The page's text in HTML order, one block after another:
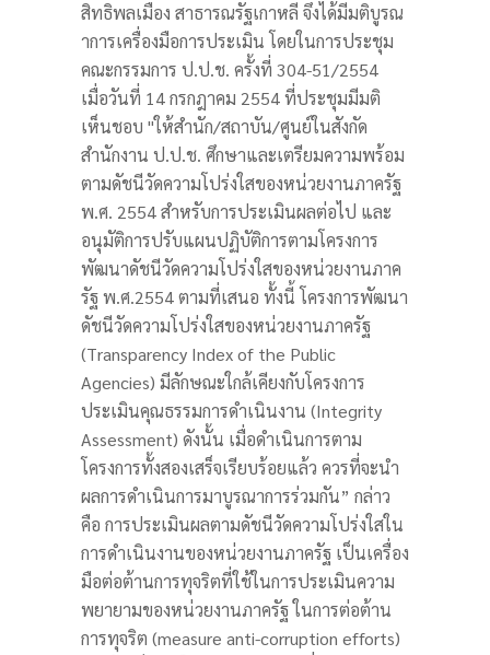
สิทธิพลเมือง สาธารณรัฐเกาหลี จึงได้มีมติบูรณ
าการเครื่องมือการประเมิน โดยในการประชุม
คณะกรรมการ ป.ป.ช. ครั้งที่ 304-51/2554
เมื่อวันที่ 14 กรกฎาคม 2554 ที่ประชุมมีมติ
เห็นชอบ "ให้สำนัก/สถาบัน/ศูนย์ในสังกัด
สำนักงาน ป.ป.ช. ศึกษาและเตรียมความพร้อม
ตามดัชนีวัดความโปร่งใสของหน่วยงานภาครัฐ
พ.ศ. 2554 สำหรับการประเมินผลต่อไป และ
อนุมัติการปรับแผนปฏิบัติการตามโครงการ
พัฒนาดัชนีวัดความโปร่งใสของหน่วยงานภาค
รัฐ พ.ศ.2554 ตามที่เสนอ ทั้งนี้ โครงการพัฒนา
ดัชนีวัดความโปร่งใสของหน่วยงานภาครัฐ
(Transparency Index of the Public
Agencies) มีลักษณะใกล้เคียงกับโครงการ
ประเมินคุณธรรมการดำเนินงาน (Integrity
Assessment) ดังนั้น เมื่อดำเนินการตาม
โครงการทั้งสองเสร็จเรียบร้อยแล้ว ควรที่จะนำ
ผลการดำเนินการมาบูรณาการร่วมกัน” กล่าว
คือ การประเมินผลตามดัชนีวัดความโปร่งใสใน
การดำเนินงานของหน่วยงานภาครัฐ เป็นเครื่อง
มือต่อต้านการทุจริตที่ใช้ในการประเมินความ
พยายามของหน่วยงานภาครัฐ ในการต่อต้าน
การทุจริต (measure anti-corruption efforts)